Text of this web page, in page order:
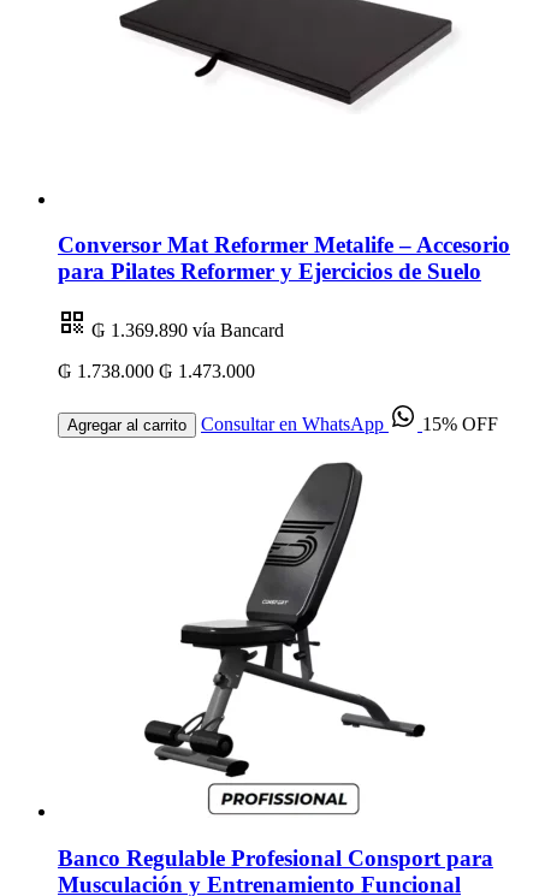
Conversor Mat Reformer Metalife – Accesorio
para Pilates Reformer y Ejercicios de Suelo
₲ 1.369.890 vía Bancard
₲ 1.738.000 ₲ 1.473.000
Agregar al carrito Consultar en WhatsApp 15% OFF
Banco Regulable Profesional Consport para
Musculación y Entrenamiento Funcional